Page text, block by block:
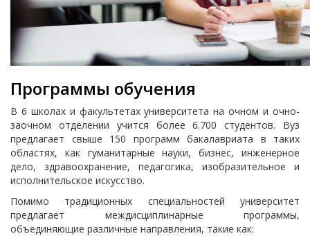
Программы обучения
В 6 школах и факультетах университета на очном и очно-
заочном отделении учится более 6.700 студентов. Вуз
предлагает свыше 150 программ бакалавриата в таких
областях, как гуманитарные науки, бизнес, инженерное
дело, здравоохранение, педагогика, изобразительное и
исполнительское искусство.
Помимо традиционных специальностей университет
предлагает междисциплинарные программы,
объединяющие различные направления, такие как: